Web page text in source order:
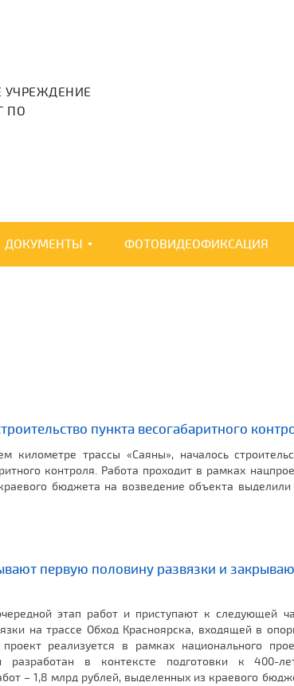
УЧРЕЖДЕНИЕ
ПО
ДОКУМЕНТЫ ФОТОВИДЕОФИКСАЦИЯ
пункта весогабаритного
километре трассы «Саяны», началось
контроля. Работа проходит в рамках
бюджета на возведение объекта выделили
первую половину развязки и
этап работ и приступают к следующей
на трассе Обход Красноярска, входящей в
реализуется в рамках национального
разработан в контексте подготовки к 400-
– 1,8 млрд рублей, выделенных из краевого